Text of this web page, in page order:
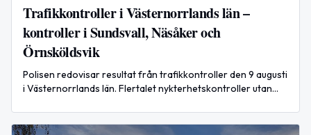
Trafikkontroller i Västernorrlands län –
kontroller i Sundsvall, Näsåker och
Örnsköldsvik
Polisen redovisar resultat från trafikkontroller den 9 augusti
i Västernorrlands län. Flertalet nykterhetskontroller utan